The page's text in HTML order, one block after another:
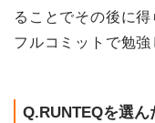
ることでその後に
フルコミットで勉強
Q.RUNTEQを選ん